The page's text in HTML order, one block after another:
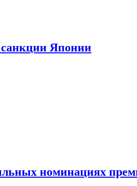
санкции Японии
номинациях